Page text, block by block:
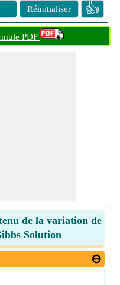
Réinitialiser 👍
PDF
de la variation de
Solution